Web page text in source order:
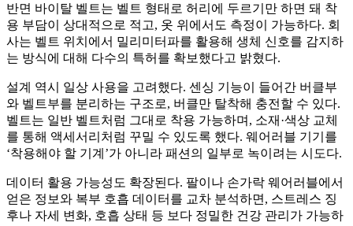
반면 바이탈 벨트는 벨트 형태로 허리에 두르기만 하면 돼 착
용 부담이 상대적으로 적고, 옷 위에서도 측정이 가능하다. 회
사는 벨트 위치에서 밀리미터파를 활용해 생체 신호를 감지하
는 방식에 대해 다수의 특허를 확보했다고 밝혔다.
설계 역시 일상 사용을 고려했다. 센싱 기능이 들어간 버클부
와 벨트부를 분리하는 구조로, 버클만 탈착해 충전할 수 있다.
벨트는 일반 벨트처럼 그대로 착용 가능하며, 소재·색상 교체
를 통해 액세서리처럼 꾸밀 수 있도록 했다. 웨어러블 기기를
‘착용해야 할 기계’가 아니라 패션의 일부로 녹이려는 시도다.
데이터 활용 가능성도 확장된다. 팔이나 손가락 웨어러블에서
얻은 정보와 복부 호흡 데이터를 교차 분석하면, 스트레스 징
후나 자세 변화, 호흡 상태 등 보다 정밀한 건강 관리가 가능하